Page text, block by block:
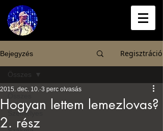
Bejegyzés Regisztráció
Személyes
Összes
Hogyan lettem lemezlovas?
2. rész
2015. dec. 10. 3 perc olvasás